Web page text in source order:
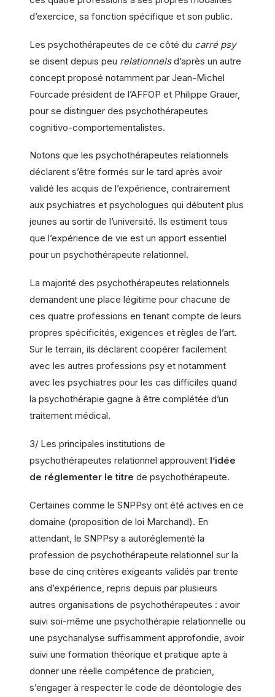
d’exercice, sa fonction spécifique et son public.
Les psychothérapeutes de ce côté du carré psy
se disent depuis peu relationnelsd’après un autre
concept proposé notamment par Jean-Michel
Fourcade président de l’AFFOP et Philippe Grauer,
pour se distinguer des psychothérapeutes
cognitivo-comportementalistes.
Notons que les psychothérapeutes relationnels
déclarent s’être formés sur le tard après avoir
validé les acquis de l’expérience, contrairement
aux psychiatres et psychologues qui débutent plus
jeunes au sortir de l’université. Ils estiment tous
que l’expérience de vie est un apport essentiel
pour un psychothérapeute relationnel.
La majorité des psychothérapeutes relationnels
demandent une place légitime pour chacune de
ces quatre professions en tenant compte de leurs
propres spécificités, exigences et règles de l’art.
Sur le terrain, ils déclarent coopérer facilement
avec les autres professions psy et notamment
avec les psychiatres pour les cas difficiles quand
la psychothérapie gagne à être complétée d’un
traitement médical.
3/ Les principales institutions de
psychothérapeutes relationnel approuvent l’idée
de réglementer le titre de psychothérapeute.
Certaines comme le SNPPsy ont été actives en ce
domaine (proposition de loi Marchand). En
attendant, le SNPPsy a autoréglementé la
profession de psychothérapeute relationnel sur la
base de cinq critères exigeants validés par trente
ans d’expérience, repris depuis par plusieurs
autres organisations de psychothérapeutes : avoir
suivi soi-même une psychothérapie relationnelle ou
une psychanalyse suffisamment approfondie, avoir
suivi une formation théorique et pratique apte à
donner une réelle compétence de praticien,
s’engager à respecter le code de déontologie des